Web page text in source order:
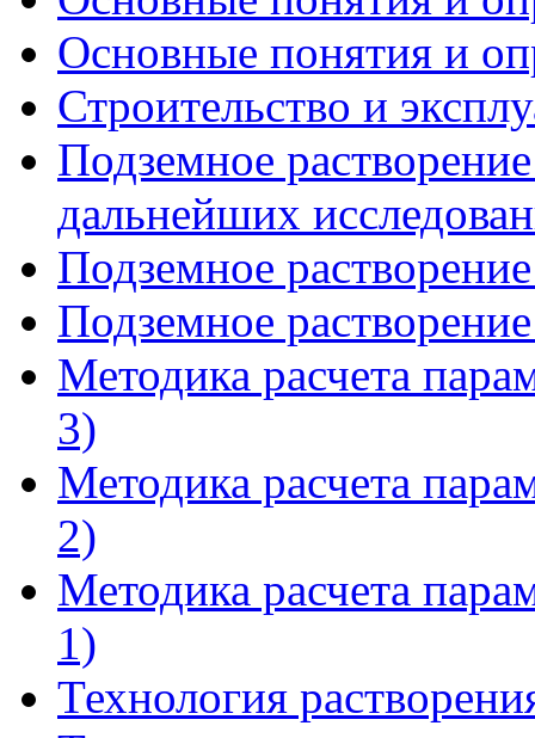
Основные понятия и
Строительство и
Подземное
дальнейших
Подземное
Подземное
Методика расчета
3)
Методика расчета
2)
Методика расчета
1)
Технология